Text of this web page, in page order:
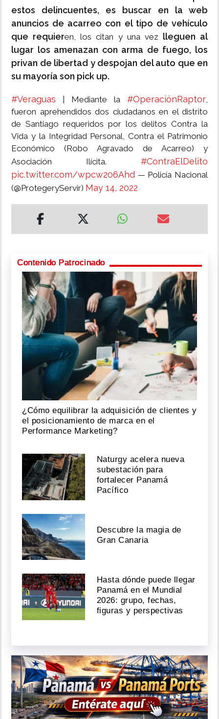
estos delincuentes, es buscar en la web
anuncios de acarreo con el tipo de vehículo
que requieren, los citan y una vez lleguen al
lugar los amenazan con arma de fuego, los
privan de libertad y despojan del auto que en
su mayoría son pick up.
#Veraguas | Mediante la #OperaciónRaptor,
fueron aprehendidos dos ciudadanos en el distrito
de Santiago requeridos por los delitos Contra la
Vida y la Integridad Personal, Contra el Patrimonio
Económico (Robo Agravado de Acarreo) y
Asociación Ilícita. #ContraElDelito
pic.twitter.com/wpcw206Ahd — Policía Nacional
(@ProtegeryServir) May 14, 2022
Contenido Patrocinado
¿Cómo equilibrar la adquisición de clientes y
el posicionamiento de marca en el
Performance Marketing?
Naturgy acelera nueva
subestación para
fortalecer Panamá
Pacífico
Descubre la magia de
Gran Canaria
Hasta dónde puede llegar
Panamá en el Mundial
2026: grupo, fechas,
figuras y perspectivas